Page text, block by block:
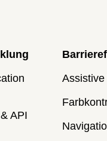
API
Assistive